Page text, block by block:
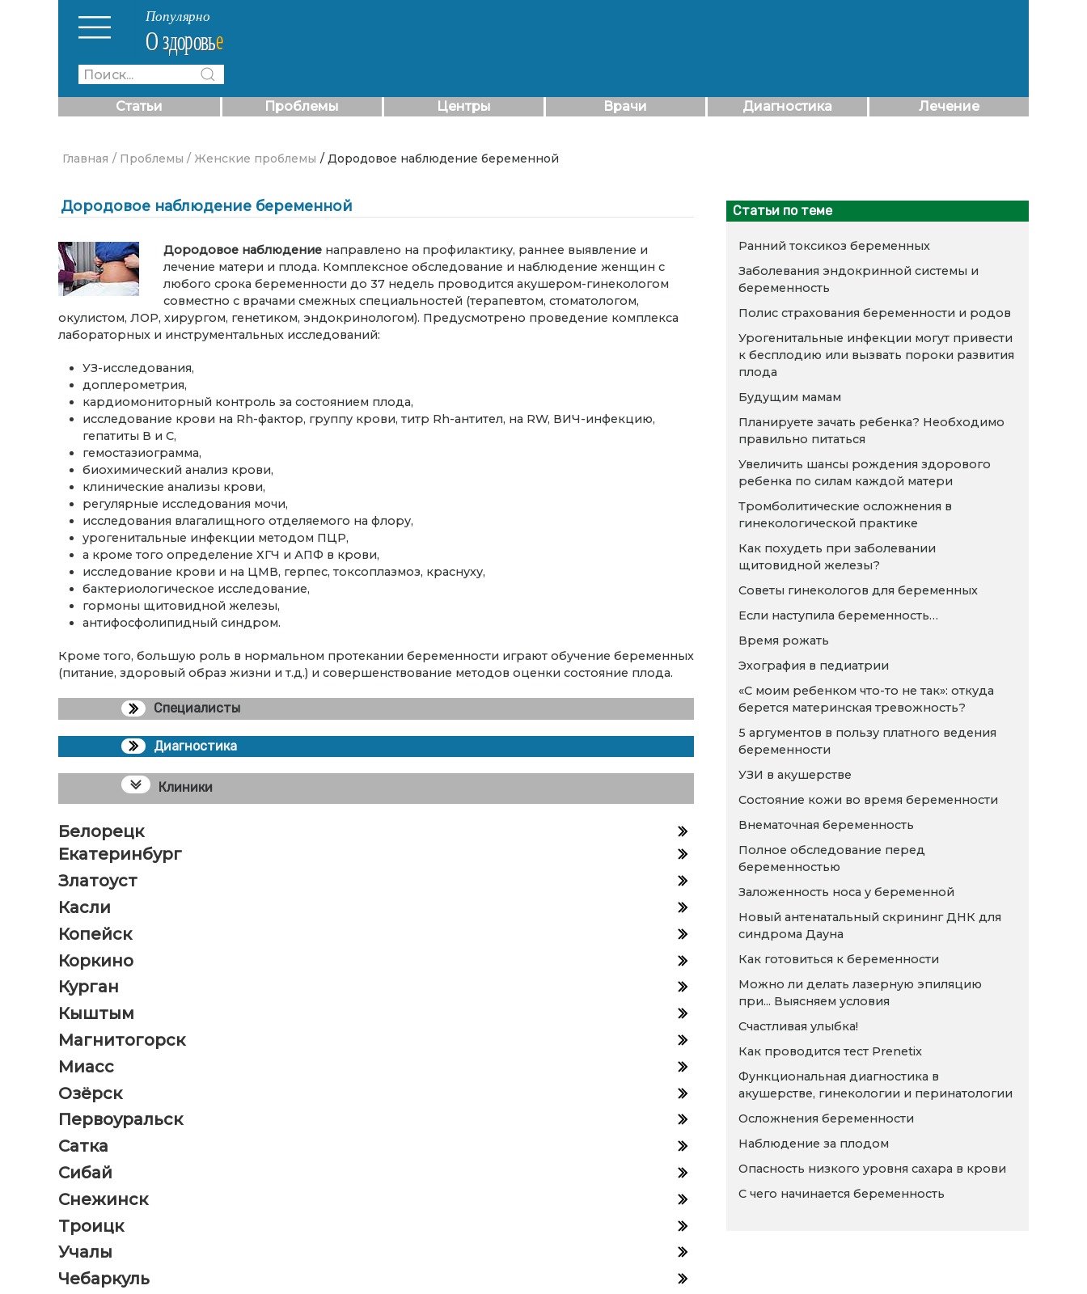
Статьи Проблемы Центры Врачи Диагностика Лечение
Главная / Проблемы / Женские проблемы / Дородовое наблюдение беременной
Дородовое наблюдение беременной
Дородовое наблюдение направлено на профилактику, раннее выявление и
лечение матери и плода. Комплексное обследование и наблюдение женщин с
любого срока беременности до 37 недель проводится акушером-гинекологом
совместно с врачами смежных специальностей (терапевтом, стоматологом,
окулистом, ЛОР, хирургом, генетиком, эндокринологом). Предусмотрено проведение комплекса
лабораторных и инструментальных исследований:
УЗ-исследования,
доплерометрия,
кардиомониторный контроль за состоянием плода,
исследование крови на Rh-фактор, группу крови, титр Rh-антител, на RW, ВИЧ-инфекцию,
гепатиты В и С,
гемостазиограмма,
биохимический анализ крови,
клинические анализы крови,
регулярные исследования мочи,
исследования влагалищного отделяемого на флору,
урогенитальные инфекции методом ПЦР,
а кроме того определение ХГЧ и АПФ в крови,
исследование крови и на ЦМВ, герпес, токсоплазмоз, краснуху,
бактериологическое исследование,
гормоны щитовидной железы,
антифосфолипидный синдром.
Кроме того, большую роль в нормальном протекании беременности играют обучение беременных
(питание, здоровый образ жизни и т.д.) и совершенствование методов оценки состояние плода.
Специалисты
Диагностика
Клиники
Белорецк
Екатеринбург
Златоуст
Касли
Копейск
Коркино
Курган
Кыштым
Магнитогорск
Миасс
Озёрск
Первоуральск
Сатка
Сибай
Снежинск
Троицк
Учалы
Чебаркуль
Статьи по теме
Ранний токсикоз беременных
Заболевания эндокринной системы и
беременность
Полис страхования беременности и родов
Урогенитальные инфекции могут привести
к бесплодию или вызвать пороки развития
плода
Будущим мамам
Планируете зачать ребенка? Необходимо
правильно питаться
Увеличить шансы рождения здорового
ребенка по силам каждой матери
Тромболитические осложнения в
гинекологической практике
Как похудеть при заболевании
щитовидной железы?
Советы гинекологов для беременных
Если наступила беременность…
Время рожать
Эхография в педиатрии
«С моим ребенком что-то не так»: откуда
берется материнская тревожность?
5 аргументов в пользу платного ведения
беременности
УЗИ в акушерстве
Состояние кожи во время беременности
Внематочная беременность
Полное обследование перед
беременностью
Заложенность носа у беременной
Новый антенатальный скрининг ДНК для
синдрома Дауна
Как готовиться к беременности
Можно ли делать лазерную эпиляцию
при... Выясняем условия
Счастливая улыбка!
Как проводится тест Prenetix
Функциональная диагностика в
акушерстве, гинекологии и перинатологии
Осложнения беременности
Наблюдение за плодом
Опасность низкого уровня сахара в крови
С чего начинается беременность